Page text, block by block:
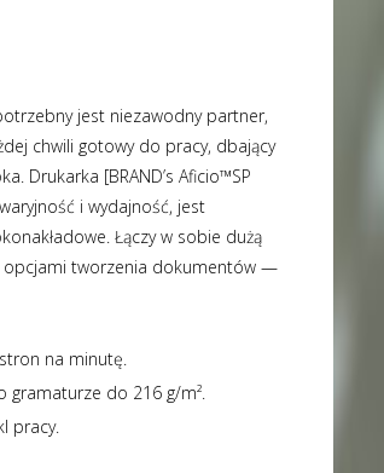
jest niezawodny partner,
chwili gotowy do pracy, dbający
Drukarka [BRAND’s Aficio™SP
i wydajność, jest
Łączy w sobie dużą
opcjami tworzenia dokumentów —
na minutę.
gramaturze do 216 g/m².
pracy.